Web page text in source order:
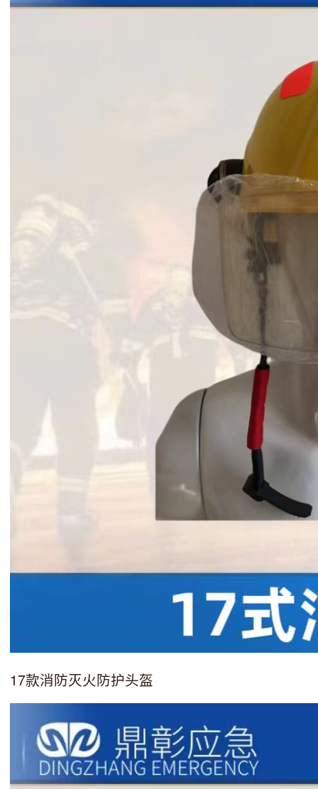
17款消防灭火防护头盔